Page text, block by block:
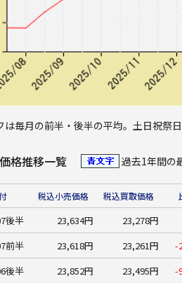
は毎月の前半・後半の平均。土日祝祭
格推移一覧 過去1年間
税込小売価格 税込買取価格
後半 23,634円
23,278円
前半
23,618円 23,261円
-
後半
23,852円 23,495円
-